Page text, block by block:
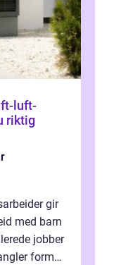
luft-
riktig
gir
med barn
jobber
formell